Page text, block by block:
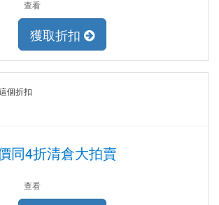
查看
獲取折扣
個折扣
同4折清倉大拍賣
查看